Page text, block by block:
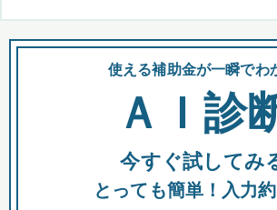
都道府県
全国の検索結果を含めて表示
助成金 融資 出資
使える補助金が一瞬でわ
ＡＩ診
今すぐ試してみ
とっても簡単！入力